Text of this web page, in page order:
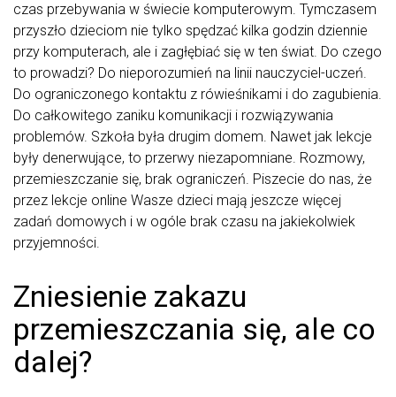
czas przebywania w świecie komputerowym. Tymczasem
przyszło dzieciom nie tylko spędzać kilka godzin dziennie
przy komputerach, ale i zagłębiać się w ten świat. Do czego
to prowadzi? Do nieporozumień na linii nauczyciel-uczeń.
Do ograniczonego kontaktu z rówieśnikami i do zagubienia.
Do całkowitego zaniku komunikacji i rozwiązywania
problemów. Szkoła była drugim domem. Nawet jak lekcje
były denerwujące, to przerwy niezapomniane. Rozmowy,
przemieszczanie się, brak ograniczeń. Piszecie do nas, że
przez lekcje online Wasze dzieci mają jeszcze więcej
zadań domowych i w ogóle brak czasu na jakiekolwiek
przyjemności.
Zniesienie zakazu
przemieszczania się, ale co
dalej?